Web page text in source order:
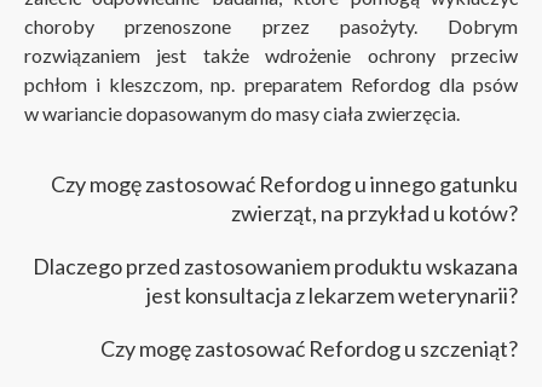
choroby przenoszone przez pasożyty. Dobrym
rozwiązaniem jest także wdrożenie ochrony przeciw
pchłom i kleszczom, np. preparatem Refordog dla psów
w wariancie dopasowanym do masy ciała zwierzęcia.
Czy mogę zastosować Refordog u innego gatunku
zwierząt, na przykład u kotów?
Dlaczego przed zastosowaniem produktu wskazana
jest konsultacja z lekarzem weterynarii?
Czy mogę zastosować Refordog u szczeniąt?